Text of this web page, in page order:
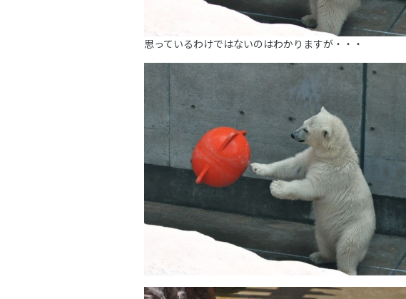
思っているわけではないのはわかりますが・・・